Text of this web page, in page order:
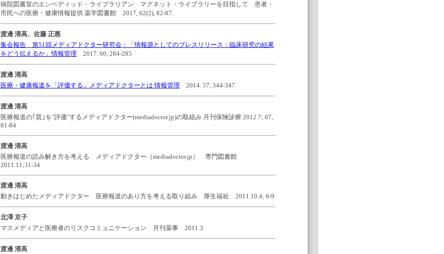
病院図書室のエンベディッド・ライブラリアン マグネット・ライブラリーを目指して 患者・
市民への医療・健康情報提供 薬学図書館 2017, 62(2), 82-87.
渡邊 清高、佐藤 正惠
集会報告 第51回メディアドクター研究会：「情報源としてのプレスリリース：臨床研究の結果
をどう伝えるか」情報管理 2017. 60, 284-285
渡邊 清高
医療・健康報道を「評価する」メディアドクターとは 情報管理 2014. 57, 344-347
渡邊 清高
医療報道の｢質｣を"評価"するメディアドクター(mediadoctor.jp)の取組み 月刊保険診療 2012.7; 67,
81-84
渡邊 清高
医療報道の読み解き方を考える メディアドクター（mediadoctor.jp） 専門図書館
2011.11;31-34
渡邊 清高
動きはじめたメディアドクター 医療報道のあり方を考える取り組み 厚生福祉 2011.10.4; 6-9
北澤 京子
マスメディアと医療者のリスクコミュニケーション 月刊薬事 2011.3
渡邊 清高